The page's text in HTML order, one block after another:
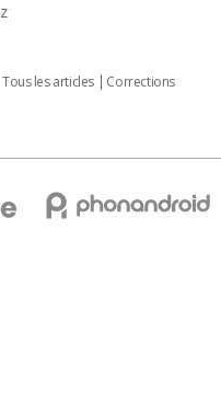
z
Tous les articles
Corrections